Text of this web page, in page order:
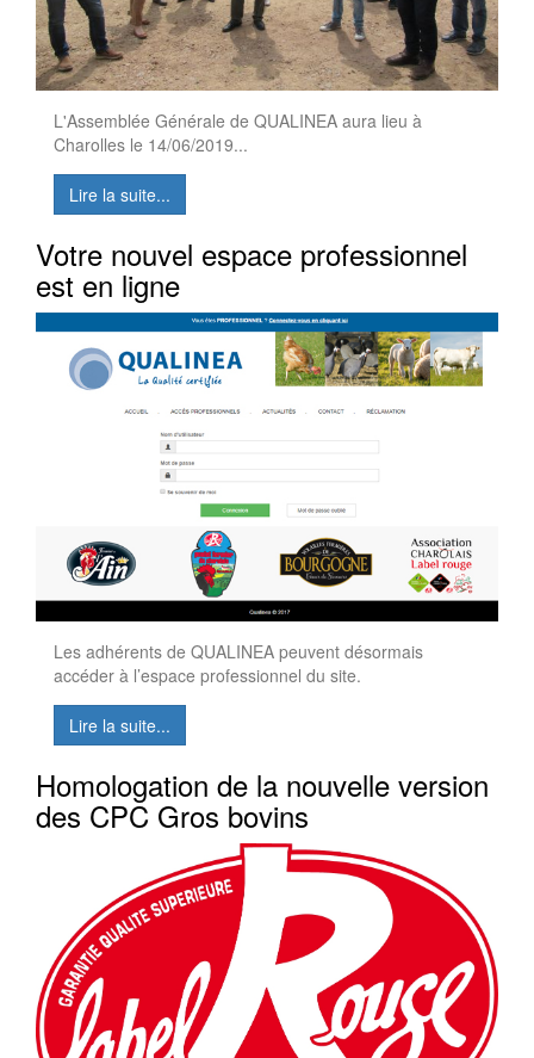
L'Assemblée Générale de QUALINEA aura lieu à
Charolles le 14/06/2019...
Lire la suite...
Votre nouvel espace professionnel
est en ligne
Les adhérents de QUALINEA peuvent désormais
accéder à l’espace professionnel du site.
Lire la suite...
Homologation de la nouvelle version
des CPC Gros bovins